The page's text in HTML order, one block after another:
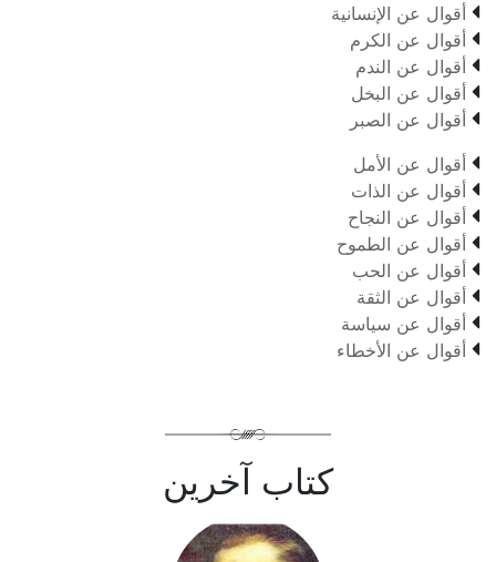
 أقوال عن الإنسانية
 أقوال عن الكرم
 أقوال عن الندم
 أقوال عن البخل
 أقوال عن الصبر
 أقوال عن الأمل
 أقوال عن الذات
 أقوال عن النجاح
 أقوال عن الطموح
 أقوال عن الحب
 أقوال عن الثقة
 أقوال عن سياسة
 أقوال عن الأخطاء
كتاب آخرين